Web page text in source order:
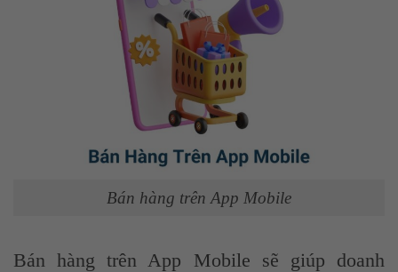
Bán hàng trên App Mobile
Bán hàng trên App Mobile sẽ giúp doanh